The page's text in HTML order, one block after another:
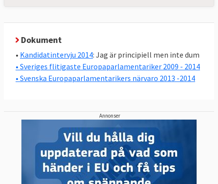
Dokument
• Kandidatintervju 2014: Jag är principiell men inte dum
• Sveriges flitigaste Europaparlamentariker 2009 - 2014
• Svenska Europaparlamentarikers närvaro 2013 -2014
Annonser